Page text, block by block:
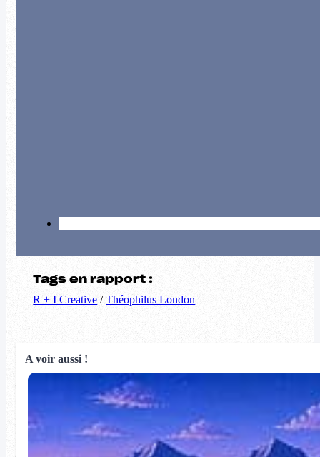
Tags en rapport :
R + I Creative /Théophilus London
A voir aussi !